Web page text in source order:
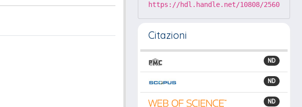
https://hdl.handle.net/10808/2560
Citazioni
ND
ND
ND